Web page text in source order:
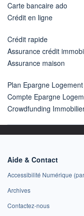
Carte bancaire ado
Crédit en ligne
Crédit rapide
Assurance crédit
Assurance maison
Plan Epargne Logement
Compte Epargne
Crowdfunding
Aide & Contact
Accessibilité Numérique
Archives
Contactez-nous